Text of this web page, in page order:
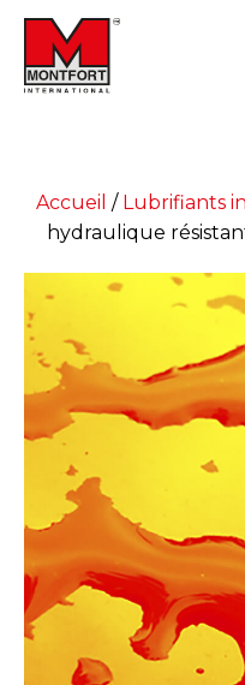
Accueil / Lubrifiants
hydraulique